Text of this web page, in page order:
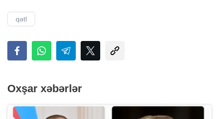
qətl
Oxşar xəbərlər